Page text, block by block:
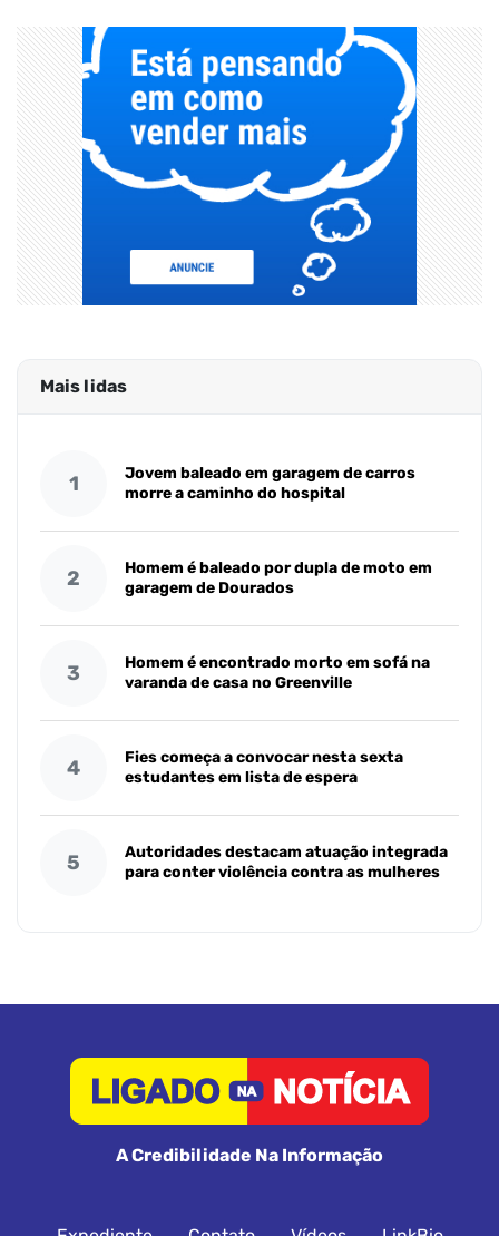
Mais lidas
1
Jovem baleado em garagem de carros
morre a caminho do hospital
2
Homem é baleado por dupla de moto em
garagem de Dourados
3
Homem é encontrado morto em sofá na
varanda de casa no Greenville
4
Fies começa a convocar nesta sexta
estudantes em lista de espera
5
Autoridades destacam atuação integrada
para conter violência contra as mulheres
A Credibilidade Na Informação